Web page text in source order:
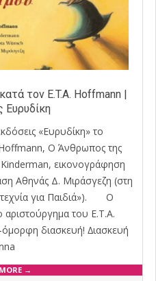
τον E.T.A. Hoffmann |
Ευρυδίκη
«Ευρυδίκη» το
Ο Άνθρωπος της
εικονογράφηση
Αθηνάς Δ. Μιράσγεζη (στη
για Παιδιά»). Ο
του E.T.A.
διασκευή! ∆ιασκευή
→